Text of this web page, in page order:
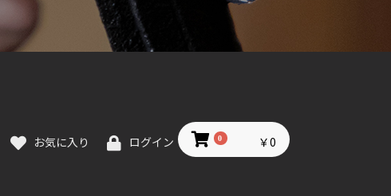
お気に入り ログイン 0 ￥0